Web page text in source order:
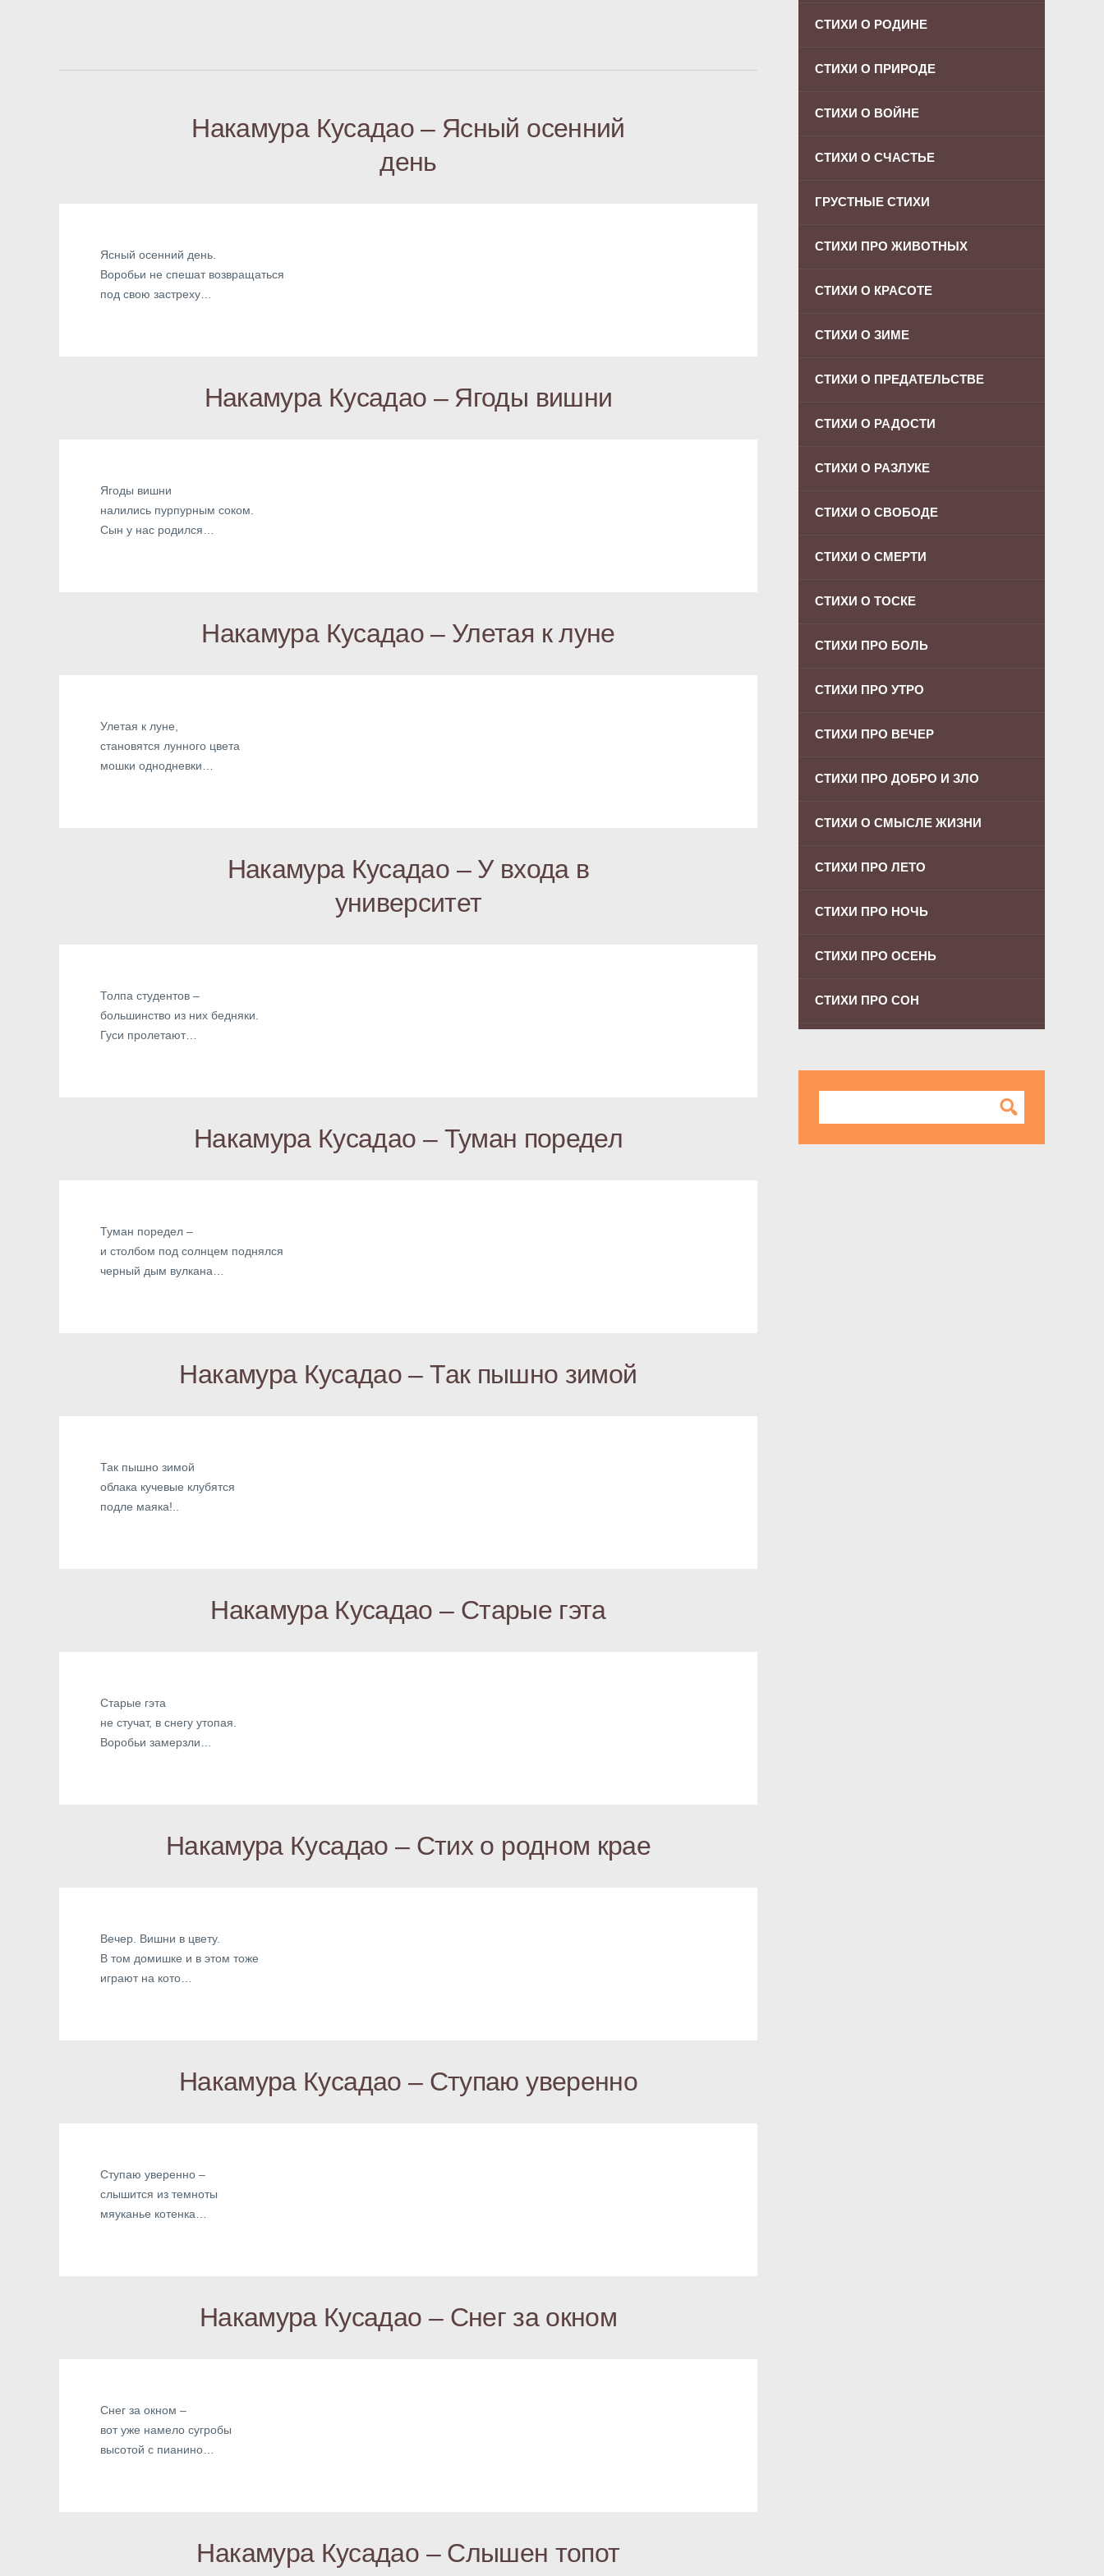
Накамура Кусадао – Ясный осенний
день
Ясный осенний день.
Воробьи не спешат возвращаться
под свою застреху…
Накамура Кусадао – Ягоды вишни
Ягоды вишни
налились пурпурным соком.
Сын у нас родился…
Накамура Кусадао – Улетая к луне
Улетая к луне,
становятся лунного цвета
мошки однодневки…
Накамура Кусадао – У входа в
университет
Толпа студентов –
большинство из них бедняки.
Гуси пролетают…
Накамура Кусадао – Туман поредел
Туман поредел –
и столбом под солнцем поднялся
черный дым вулкана…
Накамура Кусадао – Так пышно зимой
Так пышно зимой
облака кучевые клубятся
подле маяка!..
Накамура Кусадао – Старые гэта
Старые гэта
не стучат, в снегу утопая.
Воробьи замерзли…
Накамура Кусадао – Стих о родном крае
Вечер. Вишни в цвету.
В том домишке и в этом тоже
играют на кото…
Накамура Кусадао – Ступаю уверенно
Ступаю уверенно –
слышится из темноты
мяуканье котенка…
Накамура Кусадао – Снег за окном
Снег за окном –
вот уже намело сугробы
высотой с пианино…
Накамура Кусадао – Слышен топот
СТИХИ О РОДИНЕ
СТИХИ О ПРИРОДЕ
СТИХИ О ВОЙНЕ
СТИХИ О СЧАСТЬЕ
ГРУСТНЫЕ СТИХИ
СТИХИ ПРО ЖИВОТНЫХ
СТИХИ О КРАСОТЕ
СТИХИ О ЗИМЕ
СТИХИ О ПРЕДАТЕЛЬСТВЕ
СТИХИ О РАДОСТИ
СТИХИ О РАЗЛУКЕ
СТИХИ О СВОБОДЕ
СТИХИ О СМЕРТИ
СТИХИ О ТОСКЕ
СТИХИ ПРО БОЛЬ
СТИХИ ПРО УТРО
СТИХИ ПРО ВЕЧЕР
СТИХИ ПРО ДОБРО И ЗЛО
СТИХИ О СМЫСЛЕ ЖИЗНИ
СТИХИ ПРО ЛЕТО
СТИХИ ПРО НОЧЬ
СТИХИ ПРО ОСЕНЬ
СТИХИ ПРО СОН